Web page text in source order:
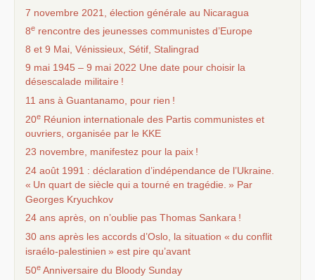
7 novembre 2021, élection générale au Nicaragua
8e rencontre des jeunesses communistes d’Europe
8 et 9 Mai, Vénissieux, Sétif, Stalingrad
9 mai 1945 – 9 mai 2022 Une date pour choisir la
désescalade militaire !
11 ans à Guantanamo, pour rien !
20e Réunion internationale des Partis communistes et
ouvriers, organisée par le KKE
23 novembre, manifestez pour la paix !
24 août 1991 : déclaration d’indépendance de l’Ukraine.
« Un quart de siècle qui a tourné en tragédie. » Par
Georges Kryuchkov
24 ans après, on n’oublie pas Thomas Sankara !
30 ans après les accords d’Oslo, la situation « du conflit
israélo-palestinien » est pire qu’avant
50e Anniversaire du Bloody Sunday